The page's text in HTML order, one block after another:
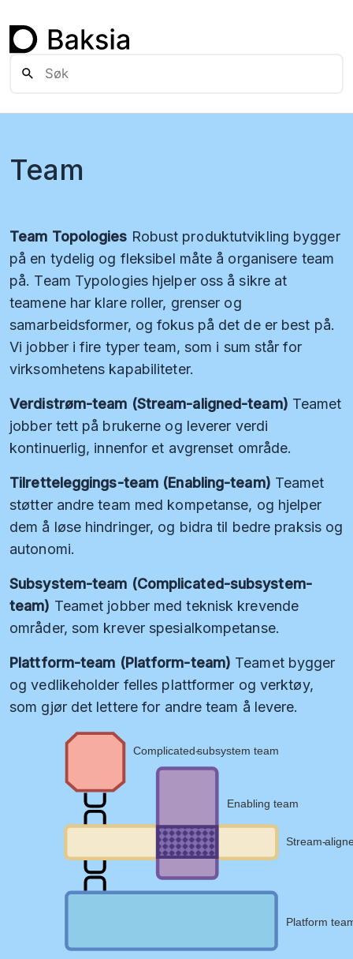
Team
Team Topologies Robust produktutvikling bygger
på en tydelig og fleksibel måte å organisere team
på. Team Typologies hjelper oss å sikre at
teamene har klare roller, grenser og
samarbeidsformer, og fokus på det de er best på.
Vi jobber i fire typer team, som i sum står for
virksomhetens kapabiliteter.
Verdistrøm-team (Stream-aligned-team) Teamet
jobber tett på brukerne og leverer verdi
kontinuerlig, innenfor et avgrenset område.
Tilretteleggings-team (Enabling-team) Teamet
støtter andre team med kompetanse, og hjelper
dem å løse hindringer, og bidra til bedre praksis og
autonomi.
Subsystem-team (Complicated-subsystem-
team) Teamet jobber med teknisk krevende
områder, som krever spesialkompetanse.
Plattform-team (Platform-team) Teamet bygger
og vedlikeholder felles plattformer og verktøy,
som gjør det lettere for andre team å levere.